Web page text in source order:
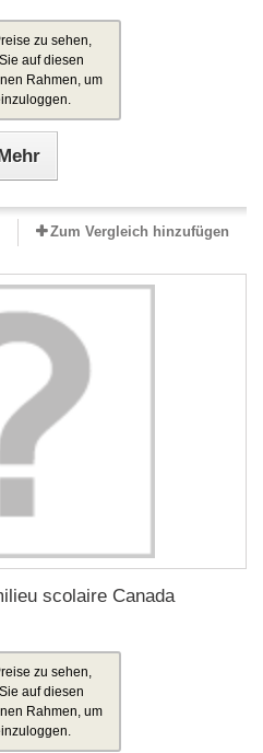
zu sehen,
auf diesen
Rahmen, um
Zum Vergleich hinzufügen
scolaire Canada
zu sehen,
auf diesen
Rahmen, um